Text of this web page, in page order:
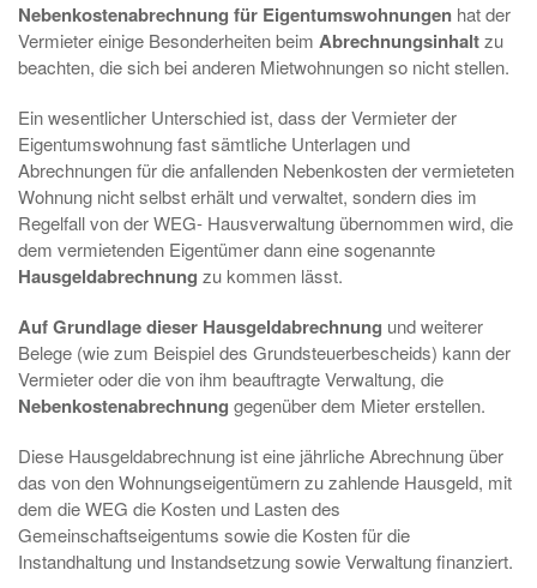
Nebenkostenabrechnung für Eigentumswohnungen hat der
Vermieter einige Besonderheiten beim Abrechnungsinhaltzu
beachten, die sich bei anderen Mietwohnungen so nicht stellen.
Ein wesentlicher Unterschied ist, dass der Vermieter der
Eigentumswohnung fast sämtliche Unterlagen und
Abrechnungen für die anfallenden Nebenkosten der vermieteten
Wohnung nicht selbst erhält und verwaltet, sondern dies im
Regelfall von der WEG- Hausverwaltung übernommen wird, die
dem vermietenden Eigentümer dann eine sogenannte
Hausgeldabrechnung zu kommen lässt.
Auf Grundlage dieser Hausgeldabrechnung und weiterer
Belege (wie zum Beispiel des Grundsteuerbescheids) kann der
Vermieter oder die von ihm beauftragte Verwaltung, die
Nebenkostenabrechnung gegenüber dem Mieter erstellen.
Diese Hausgeldabrechnung ist eine jährliche Abrechnung über
das von den Wohnungseigentümern zu zahlende Hausgeld, mit
dem die WEG die Kosten und Lasten des
Gemeinschaftseigentums sowie die Kosten für die
Instandhaltung und Instandsetzung sowie Verwaltung finanziert.